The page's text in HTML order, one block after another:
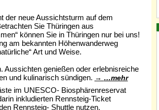
der neue Aussichtsturm auf dem
Sie Thüringen aus
können Sie in Thüringen nur bei uns!
am bekannten Höhenwanderweg
Art und Weise.
Aussichten genießen oder erlebnisreiche
und kulinarisch sündigen.
…mehr
im UNESCO- Biosphärenreservat
inkludierten Rennsteig-Ticket
Rennsteig- Shuttle nutzen.